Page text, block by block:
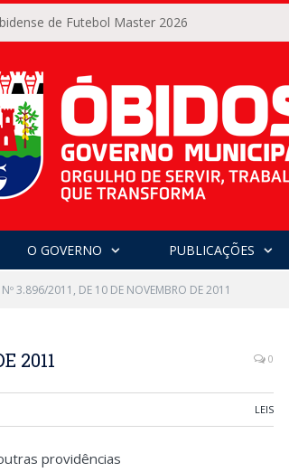
de Futebol Master 2026
O GOVERNO PUBLICAÇÕES
Nº 3.896/2011, DE 10 DE NOVEMBRO DE 2011
2011 0
LEIS
providências